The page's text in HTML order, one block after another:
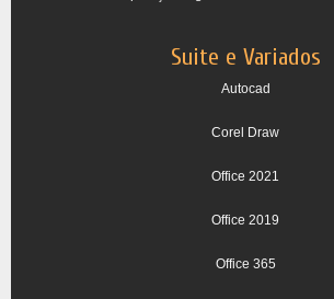
Suite e Variados
Autocad
Corel Draw
Office 2021
Office 2019
Office 365